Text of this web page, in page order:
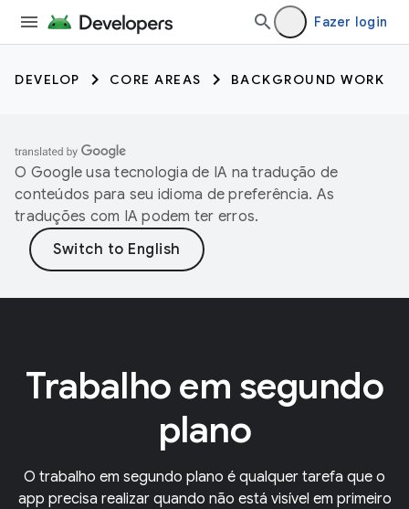
Fazer login
DEVELOP CORE AREAS BACKGROUND WORK
O Google usa tecnologia de IA na tradução de
conteúdos para seu idioma de preferência. As
traduções com IA podem ter erros.
Trabalho em segundo
plano
O trabalho em segundo plano é qualquer tarefa que o
app precisa realizar quando não está visível em primeiro